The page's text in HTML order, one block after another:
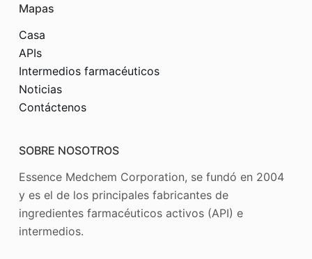
Mapas
Casa
APIs
Intermedios farmacéuticos
Noticias
Contáctenos
SOBRE NOSOTROS
Essence Medchem Corporation, se fundó en 2004
y es el de los principales fabricantes de
ingredientes farmacéuticos activos (API) e
intermedios.